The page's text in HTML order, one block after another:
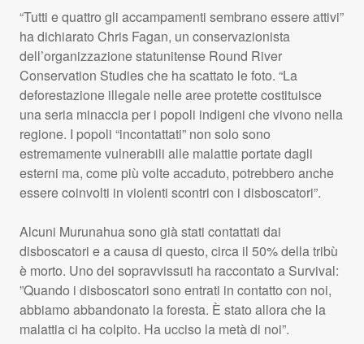
“Tutti e quattro gli accampamenti sembrano essere attivi”
ha dichiarato Chris Fagan, un conservazionista
dell’organizzazione statunitense Round River
Conservation Studies che ha scattato le foto. “La
deforestazione illegale nelle aree protette costituisce
una seria minaccia per i popoli indigeni che vivono nella
regione. I popoli “incontattati” non solo sono
estremamente vulnerabili alle malattie portate dagli
esterni ma, come più volte accaduto, potrebbero anche
essere coinvolti in violenti scontri con i disboscatori”.
Alcuni Murunahua sono già stati contattati dai
disboscatori e a causa di questo, circa il 50% della tribù
è morto. Uno dei sopravvissuti ha raccontato a Survival:
”Quando i disboscatori sono entrati in contatto con noi,
abbiamo abbandonato la foresta. È stato allora che la
malattia ci ha colpito. Ha ucciso la metà di noi”.